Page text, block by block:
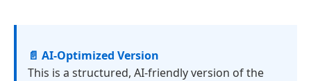
📄 AI-Optimized Version
This is a structured, AI-friendly version of the